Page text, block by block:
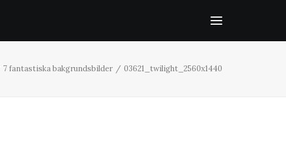
7 fantastiska bakgrundsbilder 03621_twilight_2560x1440